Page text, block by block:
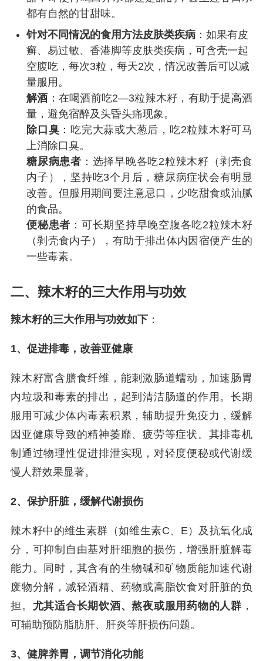
都有自然的甘甜味。
针对不同情况的食用方法皮肤类疾病 ：如果有皮
癣、易过敏、香港脚等皮肤类疾病，可含壳一起
空腹吃，每次3粒，每天2次，情况改善后可以减
量服用。
解酒 ：在喝酒前吃2—3粒辣木籽，有助于提高酒
量，避免宿醉及头昏头痛现象。
除口臭 ：吃完大蒜或大葱后，吃2粒辣木籽可马
上消除口臭。
糖尿病患者 ：选择早晚各吃2粒辣木籽（剥壳食
内子），坚持吃3个月后，糖尿病症状会有明显
改善。但服用期间要注意忌口，少吃甜食或油腻
的食品。
便秘患者 ：可长期坚持早晚空腹各吃2粒辣木籽
（剥壳食内子），有助于排出体内因宿便产生的
一些毒素。
二、辣木籽的三大作用与功效
辣木籽的三大作用与功效如下 ：
1、促进排毒，改善亚健康
辣木籽富含膳食纤维，能刺激肠道蠕动，加速肠胃
内垃圾和毒素的排出，起到清洁肠道的作用。长期
服用可减少体内毒素积累，辅助提升免疫力，缓解
因亚健康导致的精神萎靡、疲劳等症状。其排毒机
制通过物理性促进排泄实现，对轻度便秘或代谢缓
慢人群效果显著。
2、保护肝脏，缓解代谢损伤
辣木籽中的维生素群（如维生素C、E）及抗氧化成
分，可抑制自由基对肝细胞的损伤，增强肝脏解毒
能力。同时，其含有的生物碱和矿物质能加速代谢
废物分解，减轻酒精、药物或高脂饮食对肝脏的负
担。 尤其适合长期饮酒、熬夜或服用药物的人群 ，
可辅助预防脂肪肝、肝炎等肝损伤问题。
3、健脾养胃，调节消化功能